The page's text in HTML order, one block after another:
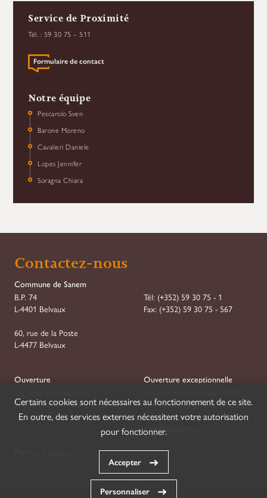
Service de Proximité
Tél. : 59 30 75 – 511
Formulaire de contact
Notre équipe
Pescarolo Sven
Barone Moreno
Cavalieri Daniele
Lopes Jennifer
Soragna Chiara
Contactez-nous
Commune de Sanem
B.P. 74
L-4401 Belvaux
60, rue de la Poste
L-4477 Belvaux
Tél: (+352) 59 30 75 - 1
Fax: (+352) 59 30 75 - 567
Ouverture
08h00–11h30 et 13h30–16h30
Ouverture exceptionnelle
Les mercredis jusqu'à 18h00
mail@suessem.lu
Certains cookies sont nécessaires au fonctionnement de ce site.
En outre, des services externes nécessitent votre autorisation
pour fonctionner.
Accepter
Personnaliser